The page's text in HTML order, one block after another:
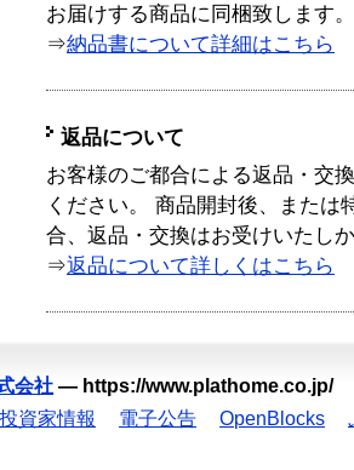
お届けする商品に同梱致します。
⇒納品書について詳細はこちら
返品について
お客様のご都合による返品・交
ください。 商品開封後、または
合、返品・交換はお受けいたし
⇒返品について詳しくはこちら
会社 — https://www.plathome.co.jp/
資家情報 電子公告 OpenBlocks